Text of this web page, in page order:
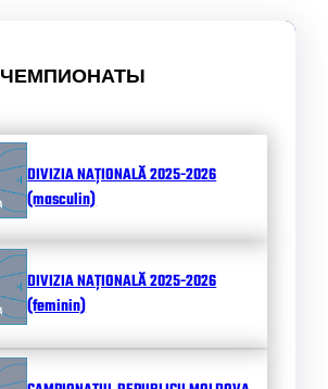
ЧЕМПИОНАТЫ
DIVIZIA NAȚIONALĂ 2025-2026
(masculin)
DIVIZIA NAȚIONALĂ 2025-2026
(feminin)